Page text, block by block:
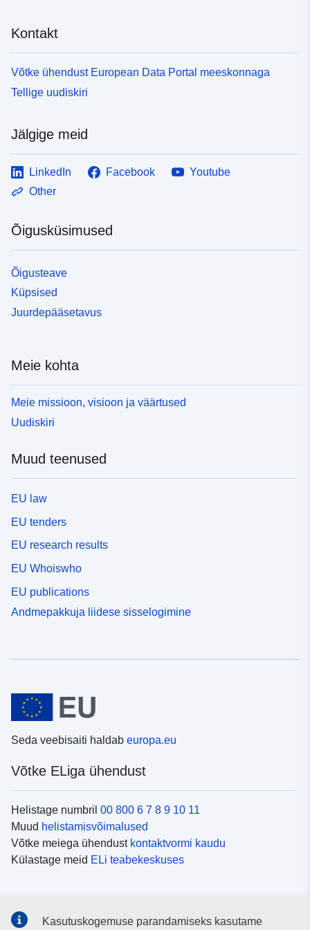
Kontakt
Võtke ühendust European Data Portal meeskonnaga
Tellige uudiskiri
Jälgige meid
LinkedIn Facebook
Youtube
Other
Õigusküsimused
Õigusteave
Küpsised
Juurdepääsetavus
Meie kohta
Meie missioon, visioon ja väärtused
Uudiskiri
Muud teenused
EU law
EU tenders
EU research results
EU Whoiswho
EU publications
Andmepakkuja liidese sisselogimine
Seda veebisaiti haldab europa.eu
Võtke ELiga ühendust
Helistage numbril 00 800 6 7 8 9 10 11
Muud helistamisvõimalused
Võtke meiega ühendust kontaktvormi kaudu
Külastage meid ELi teabekeskuses
Kasutuskogemuse parandamiseks kasutame